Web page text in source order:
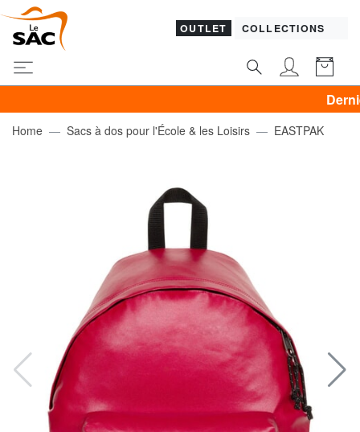
OUTLET COLLECTIONS
Dernier jour
Home Sacs à dos pour l'École & les Loisirs EASTPAK